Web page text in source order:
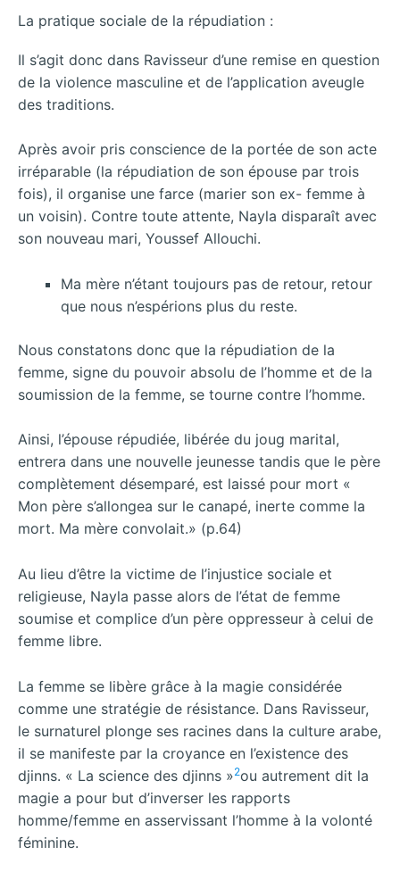
La pratique sociale de la répudiation :
Il s’agit donc dans Ravisseur d’une remise en question
de la violence masculine et de l’application aveugle
des traditions.
Après avoir pris conscience de la portée de son acte
irréparable (la répudiation de son épouse par trois
fois), il organise une farce (marier son ex- femme à
un voisin). Contre toute attente, Nayla disparaît avec
son nouveau mari, Youssef Allouchi.
Ma mère n’étant toujours pas de retour, retour
que nous n’espérions plus du reste.
Nous constatons donc que la répudiation de la
femme, signe du pouvoir absolu de l’homme et de la
soumission de la femme, se tourne contre l’homme.
Ainsi, l’épouse répudiée, libérée du joug marital,
entrera dans une nouvelle jeunesse tandis que le père
complètement désemparé, est laissé pour mort «
Mon père s’allongea sur le canapé, inerte comme la
mort. Ma mère convolait.» (p.64)
Au lieu d’être la victime de l’injustice sociale et
religieuse, Nayla passe alors de l’état de femme
soumise et complice d’un père oppresseur à celui de
femme libre.
La femme se libère grâce à la magie considérée
comme une stratégie de résistance. Dans Ravisseur,
le surnaturel plonge ses racines dans la culture arabe,
il se manifeste par la croyance en l’existence des
djinns. « La science des djinns »2ou autrement dit la
magie a pour but d’inverser les rapports
homme/femme en asservissant l’homme à la volonté
féminine.